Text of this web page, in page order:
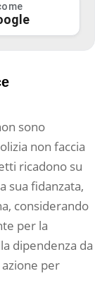
sono
non faccia
ricadono su
sua fidanzata,
considerando
per la
dipendenza da
per